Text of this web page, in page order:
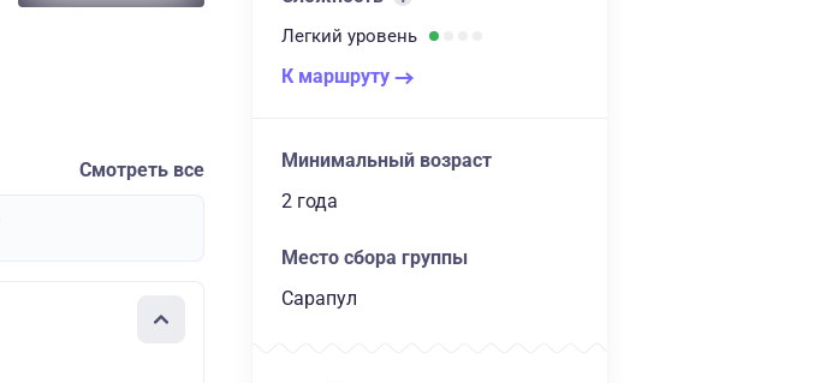
Смотреть все
Легкий уровень
К маршруту
Минимальный возраст
2 года
Место сбора группы
Сарапул